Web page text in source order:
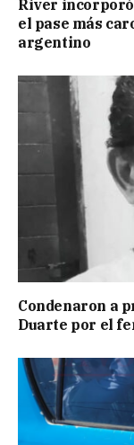
River
el pase más
argentino
Condenaron a
Duarte por el